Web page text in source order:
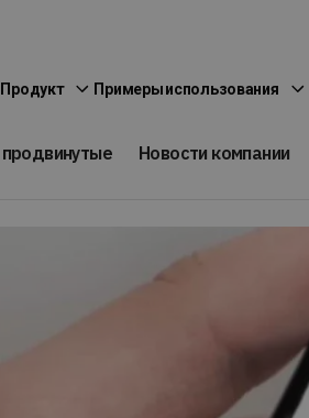
Продукт Примеры использования
продвинутые Новости компании